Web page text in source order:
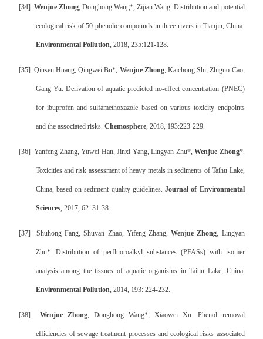
[34] Wenjue Zhong, Donghong Wang*, Zijian Wang. Distribution and potential
ecological risk of 50 phenolic compounds in three rivers in Tianjin, China.
Environmental Pollution, 2018, 235:121-128.
[35] Qiusen Huang, Qingwei Bu*, Wenjue Zhong, Kaichong Shi, Zhiguo Cao,
Gang Yu. Derivation of aquatic predicted no-effect concentration (PNEC)
for ibuprofen and sulfamethoxazole based on various toxicity endpoints
and the associated risks. Chemosphere, 2018, 193:223-229.
[36] Yanfeng Zhang, Yuwei Han, Jinxi Yang, Lingyan Zhu*,Wenjue Zhong*.
Toxicities and risk assessment of heavy metals in sediments of Taihu Lake,
China, based on sediment quality guidelines. Journal of Environmental
Sciences, 2017, 62: 31-38.
[37] Shuhong Fang, Shuyan Zhao, Yifeng Zhang,Wenjue Zhong, Lingyan
Zhu*. Distribution of perfluoroalkyl substances (PFASs) with isomer
analysis among the tissues of aquatic organisms in Taihu Lake, China.
Environmental Pollution, 2014, 193: 224-232.
[38] Wenjue Zhong, Donghong Wang*, Xiaowei Xu. Phenol removal
efficiencies of sewage treatment processes and ecological risks associated